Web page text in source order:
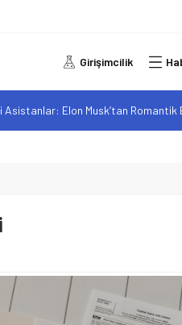
Girişimcilik
Asistanlar: Elon Musk’tan Romantik
Tarzı: Şehir Değişiminin Nedenleri